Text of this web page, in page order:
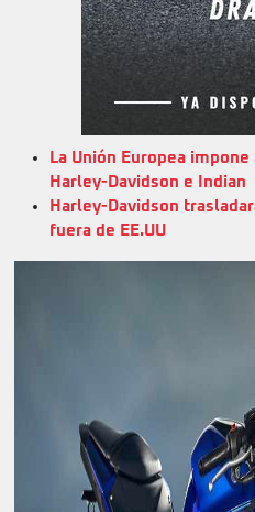
La Unión Europea
Harley-Davidson e Indian
Harley-Davidson
fuera de EE.UU